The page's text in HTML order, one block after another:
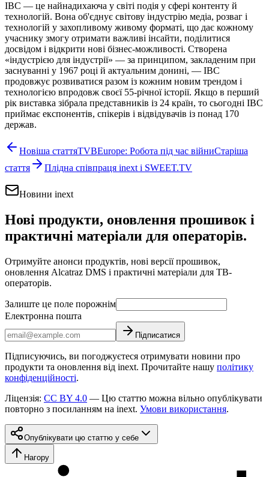
IBC — це найнадихаюча у світі подія у сфері контенту й
технологій. Вона об'єднує світову індустрію медіа, розваг і
технологій у захопливому живому форматі, що дає кожному
учаснику змогу отримати важливі інсайти, поділитися
досвідом і відкрити нові бізнес-можливості. Створена
«індустрією для індустрії» — за принципом, закладеним при
заснуванні у 1967 році й актуальним донині, — IBC
продовжує розвиватися разом із кожним новим трендом і
технологією впродовж своєї 55-річної історії. Якщо в перший
рік виставка зібрала представників із 24 країн, то сьогодні IBC
приймає експонентів, спікерів і відвідувачів із понад 170
держав.
Новіша статтяTVBEurope: Робота під час війниСтаріша
стаття
Плідна співпраця inext і SWEET.TV
Новини inext
Нові продукти, оновлення прошивок і
практичні матеріали для операторів.
Отримуйте анонси продуктів, нові версії прошивок,
оновлення Alcatraz DMS і практичні матеріали для ТВ-
операторів.
Залиште це поле порожнім
Електронна пошта
Підписатися
Підписуючись, ви погоджуєтеся отримувати новини про
продукти та оновлення від inext. Прочитайте нашу політику
конфіденційності.
Ліцензія: CC BY 4.0 — Цю статтю можна вільно опублікувати
повторно з посиланням на inext. Умови використання.
Опублікувати цю статтю у себе
Нагору